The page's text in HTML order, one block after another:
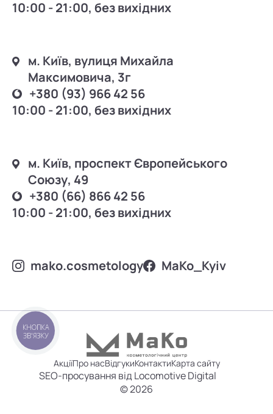
10:00 - 21:00, без вихідних
м. Київ, вулиця Михайла
Максимовича, 3г
+380 (93) 966 42 56
10:00 - 21:00, без вихідних
м. Київ, проспект Європейського
Союзу, 49
+380 (66) 866 42 56
10:00 - 21:00, без вихідних
mako.cosmetology MаKo_Kyiv
АкціїПро насВідгукиКонтактиКарта сайту
SEO-просування від Locomotive Digital
© 2026
КНОПКА
ЗВ'ЯЗКУ